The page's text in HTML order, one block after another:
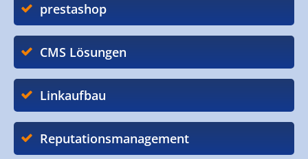
prestashop
CMS Lösungen
Linkaufbau
Reputationsmanagement